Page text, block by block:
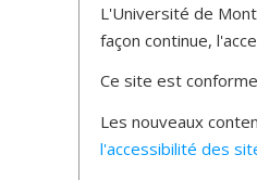
L'Université de
façon continue,
Ce site est
Les nouveaux
l'accessibilité des